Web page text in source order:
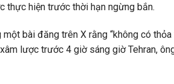
thực hiện trước thời hạn ngừng bắn.
bài đăng trên X rằng “không có thỏa
lược trước 4 giờ sáng giờ Tehran,